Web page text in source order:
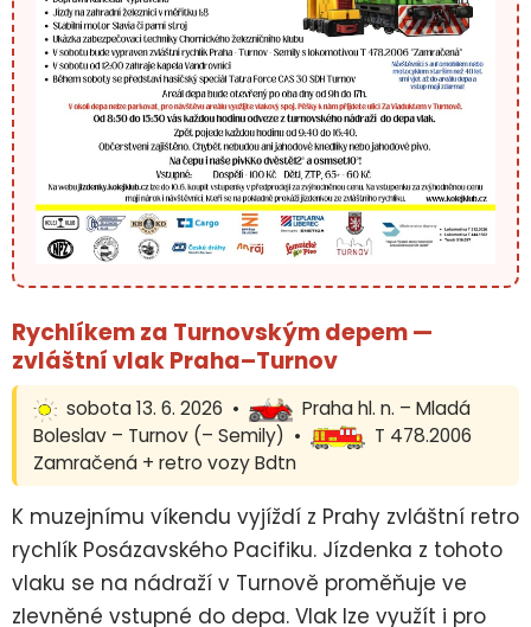
Rychlíkem za Turnovským depem —
zvláštní vlak Praha–Turnov
sobota 13. 6. 2026 •
Praha hl. n. – Mladá
Boleslav – Turnov (– Semily) •
T 478.2006
Zamračená + retro vozy Bdtn
K muzejnímu víkendu vyjíždí z Prahy zvláštní retro
rychlík Posázavského Pacifiku. Jízdenka z tohoto
vlaku se na nádraží v Turnově proměňuje ve
zlevněné vstupné do depa. Vlak lze využít i pro